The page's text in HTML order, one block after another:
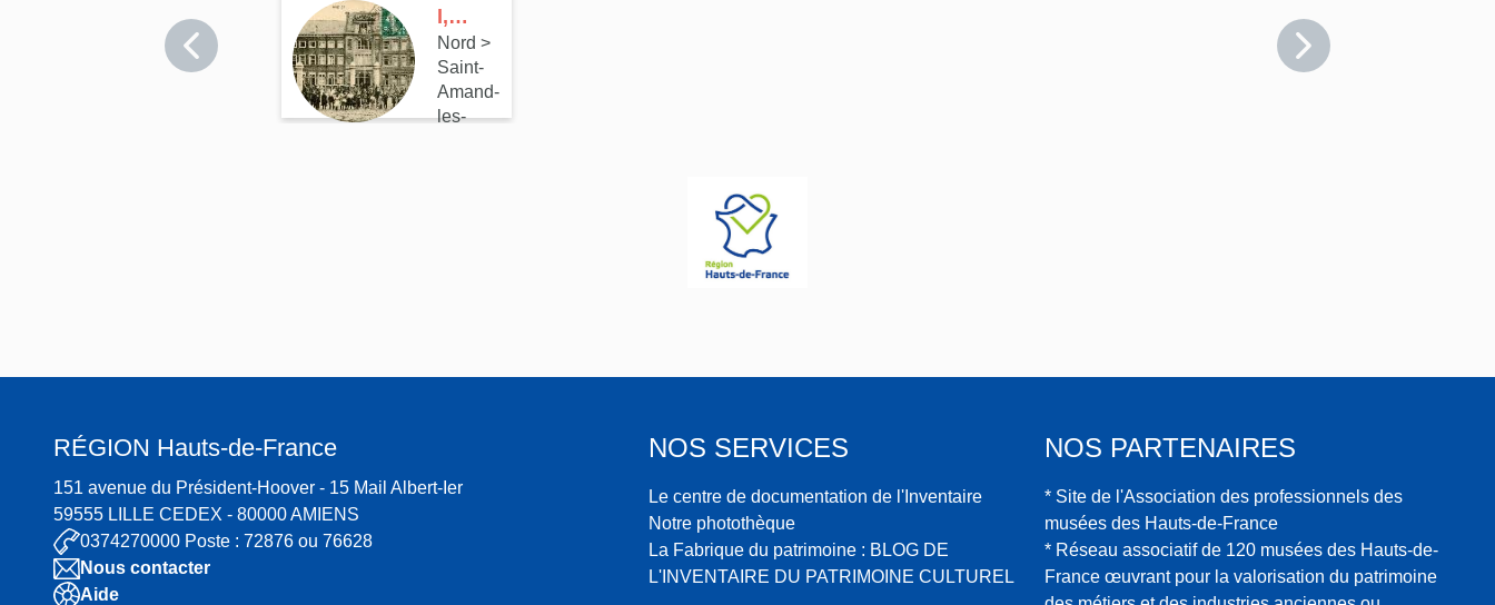
l,
hospi
ce,
puis
alier
Nord >
Saint-
Amand-
les-
RÉGION Hauts-de-France
151 avenue du Président-Hoover - 15 Mail Albert-Ier
59555 LILLE CEDEX - 80000 AMIENS
0374270000 Poste : 72876 ou 76628
Nous contacter
Aide
NOS SERVICES
Le centre de documentation de l'Inventaire
Notre photothèque
La Fabrique du patrimoine : BLOG DE
L'INVENTAIRE DU PATRIMOINE CULTUREL
NOS PARTENAIRES
* Site de l'Association des professionnels des
musées des Hauts-de-France
* Réseau associatif de 120 musées des Hauts-de-
France œuvrant pour la valorisation du patrimoine